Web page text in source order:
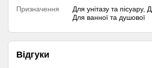
Призначення
Для унітазу та пісуару,
Для ванної та душової
Відгуки